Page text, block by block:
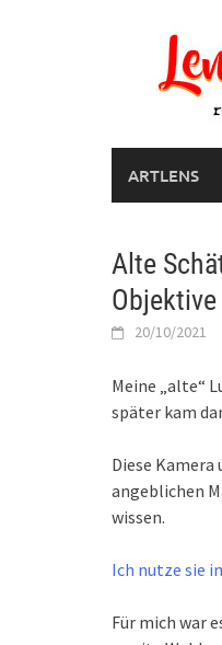
ARTLENS
Alte
Objektive
20/10/2021
Meine „alte“
später kam
Diese
angeblichen
wissen.
Ich nutze sie
Für mich war